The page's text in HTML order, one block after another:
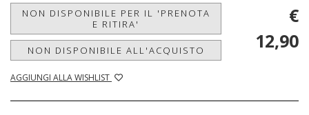
NON DISPONIBILE PER IL 'PRENOTA
E RITIRA'
NON DISPONIBILE ALL'ACQUISTO
AGGIUNGI ALLA WISHLIST
€
12,90